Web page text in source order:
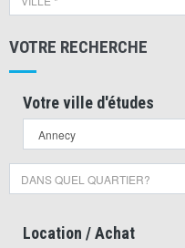
VOTRE RECHERCHE
Votre ville d'études
Location / Achat